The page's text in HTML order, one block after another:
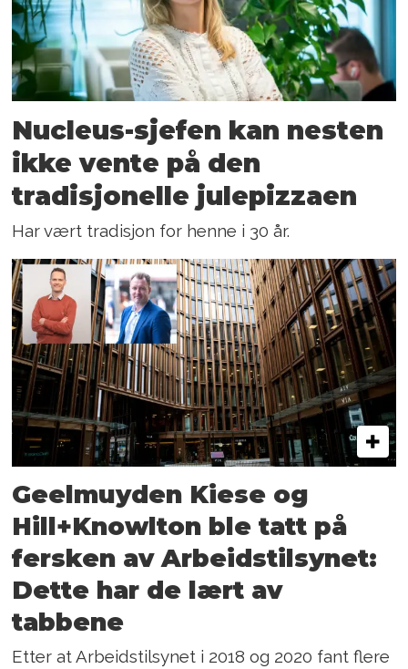
Nucleus-sjefen kan nesten
ikke vente på den
tradisjonelle julepizzaen
Har vært tradisjon for henne i 30 år.
Geelmuyden Kiese og
Hill+Knowlton ble tatt på
fersken av Arbeidstilsynet:
Dette har de lært av
tabbene
Etter at Arbeidstilsynet i 2018 og 2020 fant flere